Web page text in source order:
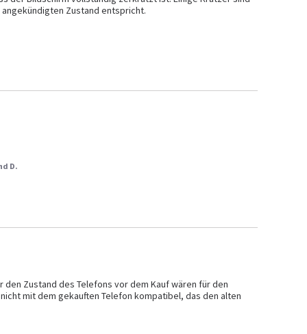
Zustand entspricht.
D.
Zustand des Telefons vor dem Kauf wären für den
mit dem gekauften Telefon kompatibel, das den alten